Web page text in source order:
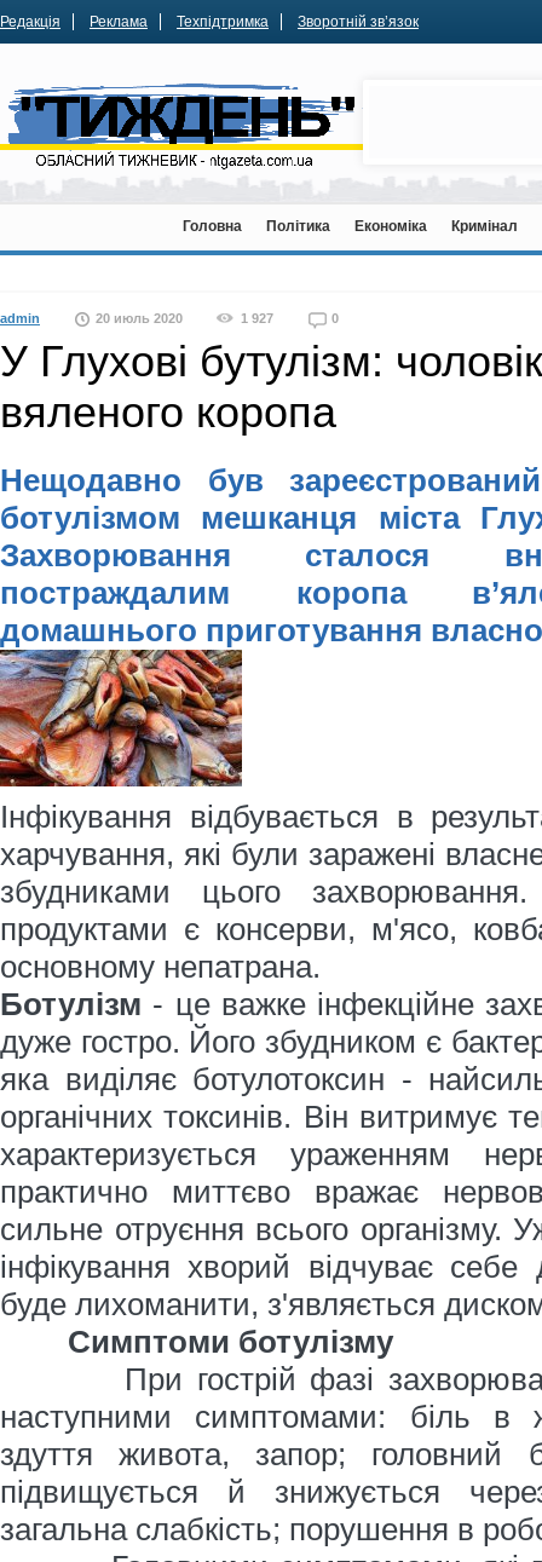
Редакція Реклама Техпідтримка Зворотній зв’язок
Головна Політика Економіка Кримінал
admin 20 июль 2020 1 927 0
У Глухові бутулізм:
вяленого коропа
Нещодавно був
ботулізмом мешканця міста
Захворювання сталося
постраждалим коропа
домашнього приготування
Інфікування відбувається в
харчування, які були заражені
збудниками цього
продуктами є консерви, м'ясо,
основному непатрана.
Ботулізм - це важке інфекційне
дуже гостро. Його збудником є
яка виділяє ботулотоксин -
органічних токсинів. Він витримує
характеризується ураженням
практично миттєво вражає
сильне отруєння всього організму.
інфікування хворий відчуває
буде лихоманити, з'являється
Симптоми ботулізму
При гострій фазі
наступними симптомами: біль в
здуття живота, запор; головний
підвищується й знижується
загальна слабкість; порушення в